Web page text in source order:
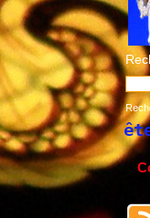
du 19 mars